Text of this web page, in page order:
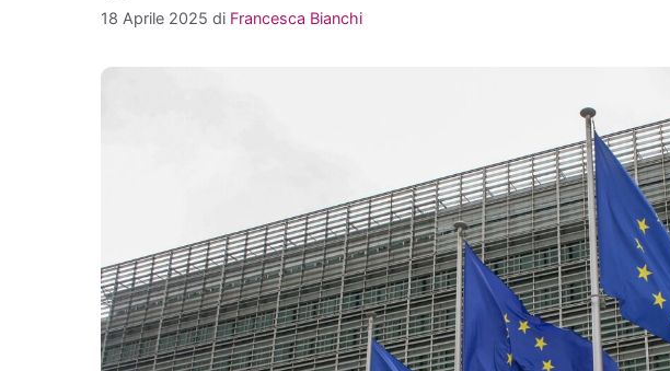
18 Aprile 2025 di Francesca Bianchi